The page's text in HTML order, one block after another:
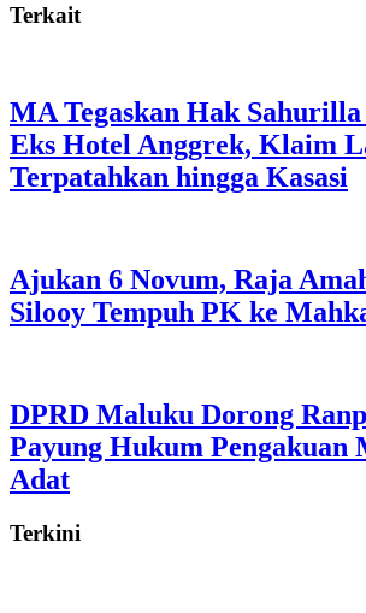
Terkait
MA Tegaskan Hak
Eks Hotel Anggrek, Klaim
Terpatahkan hingga Kasasi
Ajukan 6 Novum, Raja
Silooy Tempuh PK ke
DPRD Maluku Dorong
Payung Hukum Pengakuan
Adat
Terkini